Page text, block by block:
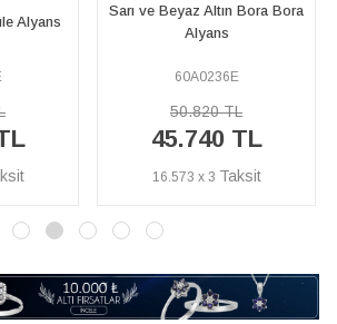
Sarı ve Beyaz Altın İşlemeli
Klasik Alyans
60A0108E
36.540 TL
32.890 TL
11.917 x 3